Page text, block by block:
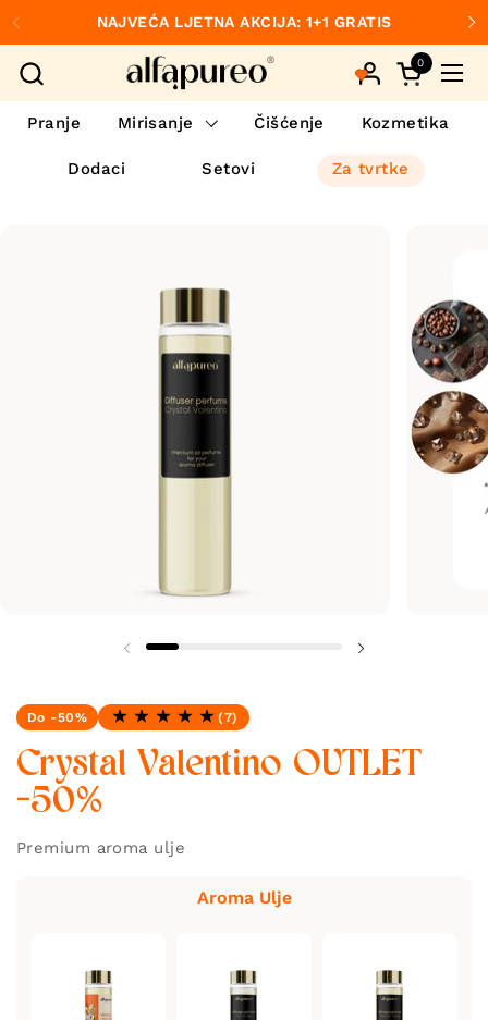
Preskoči na sadržaj
Prethodno
NAJVEĆA LJETNA AKCIJA: 1+1 GRATIS
Otvori
0
Pranje Mirisanje Čišćenje Kozmetika
Dodaci Setovi Za tvrtke
Do -50%
Ocjena: 5.0 od 5
(7)
Crystal Valentino OUTLET
-50%
Premium aroma ulje
Aroma Ulje